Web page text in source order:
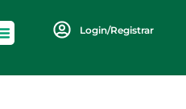
Login/Registrar